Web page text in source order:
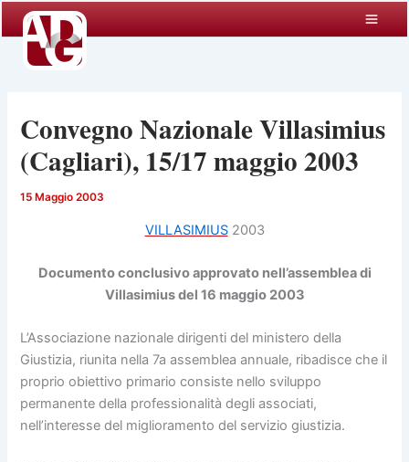
contenuto
Convegno Nazionale Villasimius
(Cagliari), 15/17 maggio 2003
15 Maggio 2003
VILLASIMIUS2003
Documento conclusivo approvato nell’assemblea di
Villasimius del 16 maggio 2003
L’Associazione nazionale dirigenti del ministero della
Giustizia, riunita nella 7a assemblea annuale, ribadisce che il
proprio obiettivo primario consiste nello sviluppo
permanente della professionalità degli associati,
nell’interesse del miglioramento del servizio giustizia.